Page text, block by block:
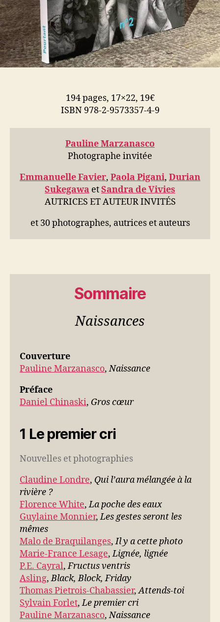
194 pages, 17×22, 19€
ISBN 978-2-9573357-4-9
Pauline Marzanasco
Photographe invitée
Emmanuelle Favier, Paola Pigani, Durian
Sukegawa etSandra de Vivies
AUTRICES ET AUTEUR INVITÉS
et 30 photographes, autrices et auteurs
Sommaire
Naissances
Couverture
Pauline Marzanasco,Naissance
Préface
Daniel Chinaski, Gros cœur
1 Le premier cri
Nouvelles et photographies
Claudine Londre, Qui l’aura mélangée à la
rivière ?
Florence White,La poche des eaux
Guylaine Monnier,Les gestes seront les
mêmes
Malo de Braquilanges,Il y a cette photo
Marie-France Lesage,Lignée, lignée
P.E. Cayral,Fructus ventris
Asling,Black, Block, Friday
Thomas Pietrois-Chabassier,Attends-toi
Sylvain Forlet,Le premier cri
Pauline Marzanasco,Naissance